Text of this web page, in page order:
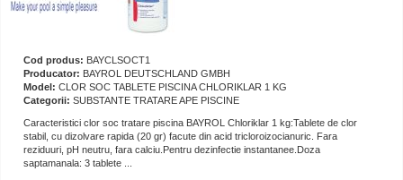
Cod produs: BAYCLSOCT1
Producator: BAYROL DEUTSCHLAND GMBH
Model: CLOR SOC TABLETE PISCINA CHLORIKLAR 1 KG
Categorii: SUBSTANTE TRATARE APE PISCINE
Caracteristici clor soc tratare piscina BAYROL Chloriklar 1 kg:Tablete de clor
stabil, cu dizolvare rapida (20 gr) facute din acid tricloroizocianuric. Fara
reziduuri, pH neutru, fara calciu.Pentru dezinfectie instantanee.Doza
saptamanala: 3 tablete ...